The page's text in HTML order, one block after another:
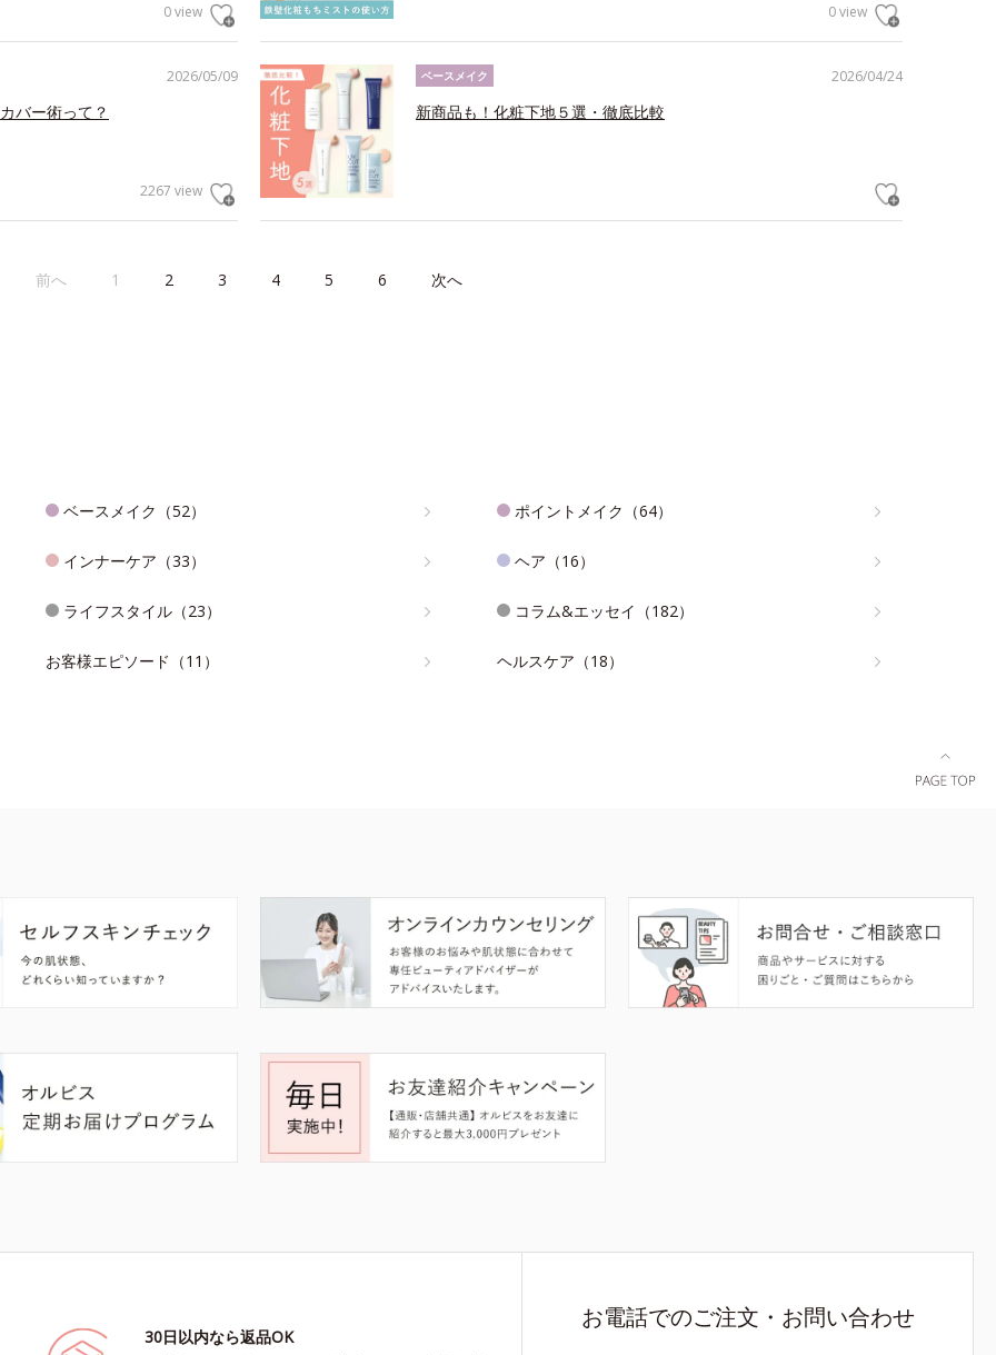
0 view 0 view
2026/05/09
バー術って？
2267 view
2026/04/24
ベースメイク
新商品も！化粧下地５選・徹底比較
前へ 1 2 3 4 5 6 次へ
ベースメイク（52） ポイントメイク（64）
インナーケア（33） ヘア（16）
ライフスタイル（23） コラム&エッセイ（182）
お客様エピソード（11） ヘルスケア（18）
30日以内なら返品OK
お電話でのご注文・お問い合わせ